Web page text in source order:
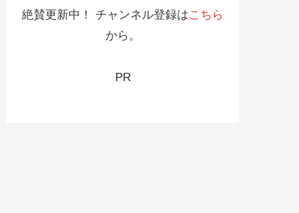
絶賛更新中！ チャンネル登録はこちら
から。
PR